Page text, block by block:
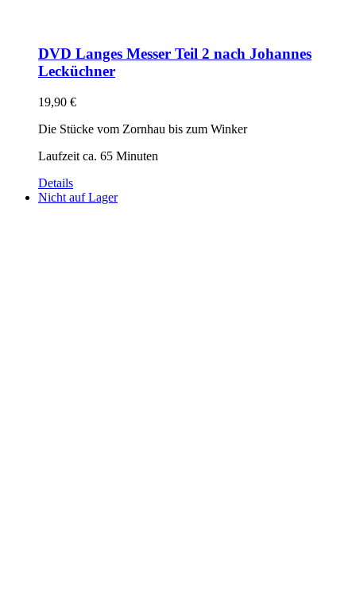
DVD Langes Messer Teil 2 nach Johannes
Lecküchner
19,90 €
Die Stücke vom Zornhau bis zum Winker
Laufzeit ca. 65 Minuten
Details
Nicht auf Lager